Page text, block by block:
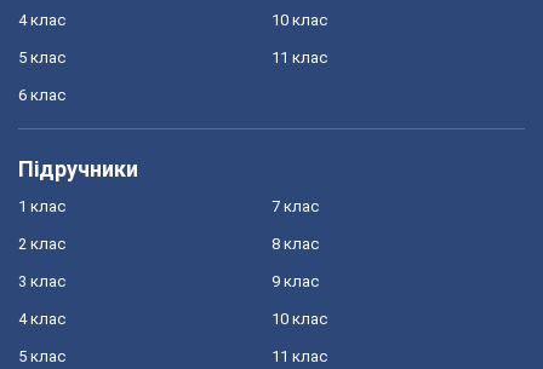
4 клас
5 клас
6 клас
10 клас
11 клас
Підручники
1 клас
2 клас
3 клас
4 клас
5 клас
7 клас
8 клас
9 клас
10 клас
11 клас